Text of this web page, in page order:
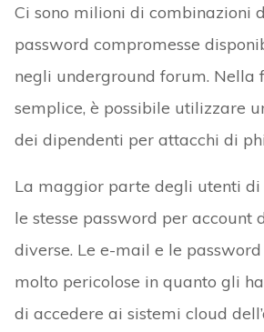
Ci sono milioni di combinazioni
password compromesse
negli underground forum. Nella
semplice, è possibile utilizzare
dei dipendenti per attacchi di
La maggior parte degli utenti
le stesse password per account
diverse. Le e-mail e le
molto pericolose in quanto gli
di accedere ai sistemi cloud